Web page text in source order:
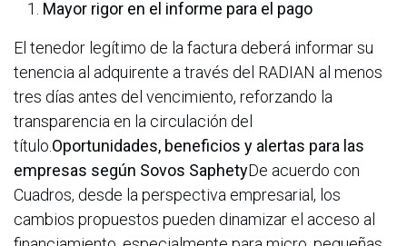
Mayor rigor en el informe para el pago
El tenedor legítimo de la factura deberá informar su
tenencia al adquirente a través del RADIAN al menos
tres días antes del vencimiento, reforzando la
transparencia en la circulación del
título.Oportunidades, beneficios y alertas para las
empresas según Sovos SaphetyDe acuerdo con
Cuadros, desde la perspectiva empresarial, los
cambios propuestos pueden dinamizar el acceso al